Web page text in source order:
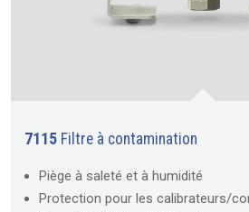
7115 Filtre à contamination
Piège à saleté et à humidité
Protection pour les calibrateurs/